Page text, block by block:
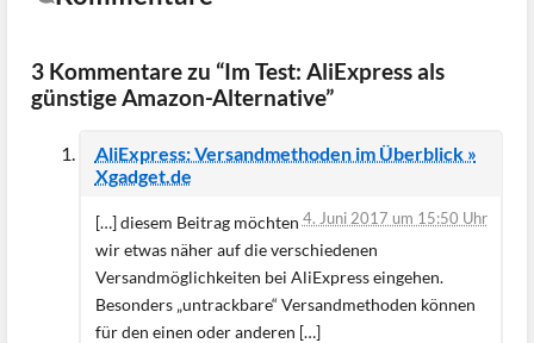
3 Kommentare zu “Im Test: AliExpress als
günstige Amazon-Alternative”
AliExpress: Versandmethoden im Überblick »
Xgadget.de
4. Juni 2017 um 15:50 Uhr
[…] diesem Beitrag möchten
wir etwas näher auf die verschiedenen
Versandmöglichkeiten bei AliExpress eingehen.
Besonders „untrackbare“ Versandmethoden können
für den einen oder anderen […]